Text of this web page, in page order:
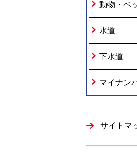
動物・ペ
水道
下水道
マイナン
サイトマ